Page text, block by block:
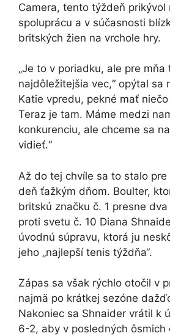
Camera, tento týždeň prikývol
spoluprácu a v súčasnosti
britských žien na vrchole hry.
„Je to v poriadku, ale pre mňa
najdôležitejšia vec,“ opýtal sa
Katie vpredu, pekné mať
Teraz je tam. Máme medzi
konkurenciu, ale chceme sa
vidieť.“
Až do tej chvíle sa to stalo
deň ťažkým dňom. Boulter,
britskú značku č. 1 presne
proti svetu č. 10 Diana
úvodnú súpravu, ktorá ju
jeho „najlepší tenis týždňa“.
Zápas sa však rýchlo otočil v
najmä po krátkej sezóne
Nakoniec sa Shnaider vrátil k
6-2, aby v posledných ôsmich